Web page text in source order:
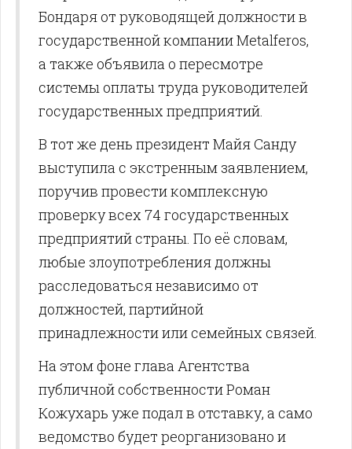
Бондаря от руководящей должности в
государственной компании Metalferos,
а также объявила о пересмотре
системы оплаты труда руководителей
государственных предприятий.
В тот же день президент Майя Санду
выступила с экстренным заявлением,
поручив провести комплексную
проверку всех 74 государственных
предприятий страны. По её словам,
любые злоупотребления должны
расследоваться независимо от
должностей, партийной
принадлежности или семейных связей.
На этом фоне глава Агентства
публичной собственности Роман
Кожухарь уже подал в отставку, а само
ведомство будет реорганизовано и